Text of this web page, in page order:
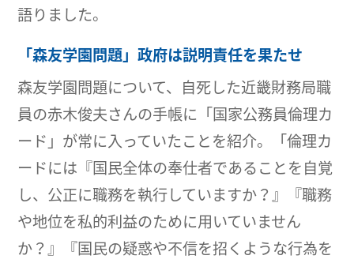
語りました。
「森友学園問題」政府は説明責任を果たせ
森友学園問題について、自死した近畿財務局職
員の赤木俊夫さんの手帳に「国家公務員倫理カ
ード」が常に入っていたことを紹介。「倫理カ
ードには『国民全体の奉仕者であることを自覚
し、公正に職務を執行していますか？』『職務
や地位を私的利益のために用いていません
か？』『国民の疑惑や不信を招くような行為を